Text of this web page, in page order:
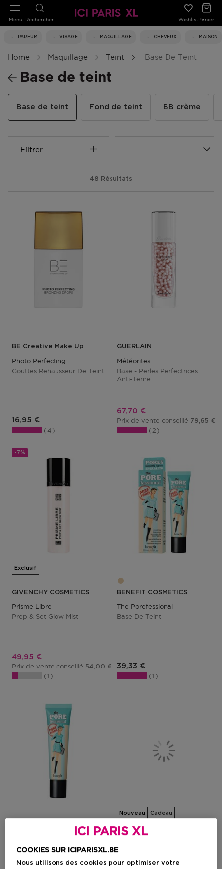
Rechercher WishlistPanier
PARFUM VISAGE MAQUILLAGE CHEVEUX MAISON
Menu
Home Maquillage Teint Base De Teint
Base de teint
Base de teint Fond de teint BB crème
Filtrer
48 Résultats
BE Creative Make Up
Photo Perfecting
Gouttes Rehausseur De Teint
Prix du produit
16,95 €
4
GUERLAIN
Météorites
Base - Perles Perfectrices
Anti-Terne
Prix promotionnel
67,70 €
Prix de vente conseillé 79,65 €
2
-7%
Exclusif
GIVENCHY COSMETICS
Prisme Libre
Prep & Set Glow Mist
Prix promotionnel
49,95 €
Prix de vente conseillé 54,00 €
1
BENEFIT COSMETICS
The Porefessional
Base De Teint
39,33 €
1
BENEFIT COSMETICS
The Porefessional
Base De Teint Taille Jumbo
Nouveau Cadeau
LAURA MERCIER
Pure Canvas
Blurring Primer
ICI PARIS XL
COOKIES SUR ICIPARISXL.BE
Nous utilisons des cookies pour optimiser votre